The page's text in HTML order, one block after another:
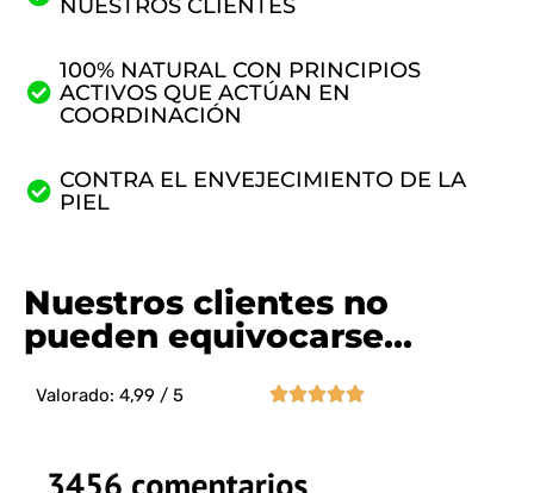
NUESTROS CLIENTES
100% NATURAL CON PRINCIPIOS
ACTIVOS QUE ACTÚAN EN
COORDINACIÓN
CONTRA EL ENVEJECIMIENTO DE LA
PIEL
Nuestros clientes no
pueden equivocarse...
Valorado: 4,99 / 5 